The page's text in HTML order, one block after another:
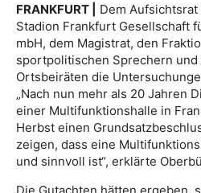
FRANKFURT |
Dem
Stadion Frankfurt Gesellschaft
mbH, dem Magistrat, den
sportpolitischen Sprechern
Ortsbeiräten die
„Nach nun mehr als 20 Jahren
einer Multifunktionshalle in
Herbst einen
zeigen, dass eine
und sinnvoll ist“, erklärte
Die Gutachten hätten ergeben,